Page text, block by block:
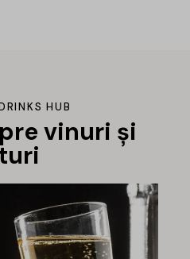
HUB
vinuri și